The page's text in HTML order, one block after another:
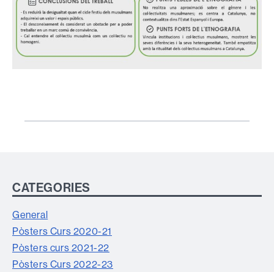
CATEGORIES
General
Pòsters Curs 2020-21
Pòsters curs 2021-22
Pòsters Curs 2022-23